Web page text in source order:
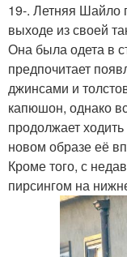
19-. Летняя Шайло
выходе из своей
Она была одета в
предпочитает
джинсами и
капюшон, однако
продолжает
новом образе её
Кроме того, с
пирсингом на